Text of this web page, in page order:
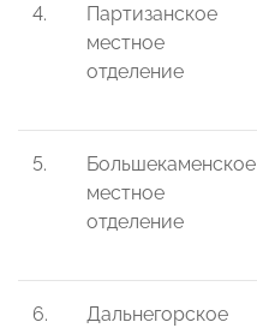
4.
Партизанское
местное
отделение
5.
Большекаменское
местное
отделение
6.
Дальнегорское